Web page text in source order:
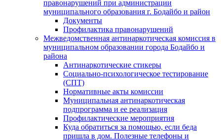
правонарушений при администрации
муниципального образования г. Бодайбо и район
Документы
Профилактика правонарушений
Межведомственная антинаркотическая комиссия в
муниципальном образовании города Бодайбо и
района
Антинаркотические стикеры
Социально-психологическое тестирование
(СПТ)
Нормативные акты комиссии
Муниципальная антинаркотическая
подпрограмма и ее реализация
Профилактические мероприятия
Куда обратиться за помощью, если беда
пришла в дом. Полезные телефоны и